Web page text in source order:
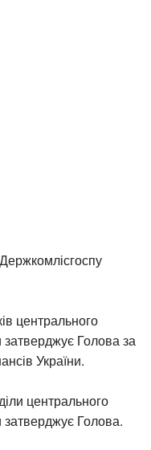
центрального
затверджує Голова за
України.
центрального
затверджує Голова.